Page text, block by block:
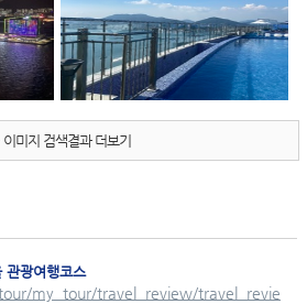
미지 검색결과 더보기
관광여행코스
my_tour/travel_review/travel_revie